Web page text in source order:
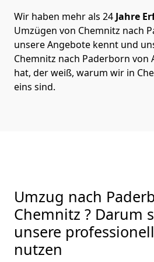
Wir haben mehr als 24 Jahre
Umzügen von Chemnitz nach
unsere Angebote kennt und
Chemnitz nach Paderborn von
hat, der weiß, warum wir in
eins sind.
Umzug nach
Chemnitz ? Darum
unsere
nutzen